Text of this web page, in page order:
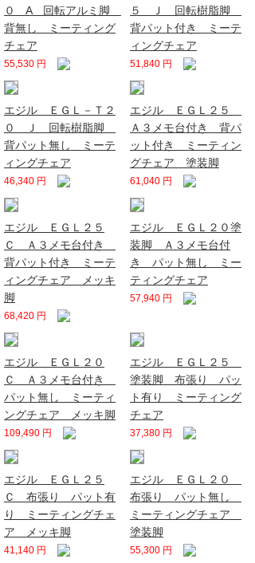
０ A 回転アルミ脚
背無し ミーティング
チェア
55,530 円
５ Ｊ 回転樹脂脚
背パット付き ミーテ
ィングチェア
51,840 円
エジル ＥＧＬ－Ｔ２
０ Ｊ 回転樹脂脚
背パット無し ミーテ
ィングチェア
46,340 円
エジル ＥＧＬ２５
Ａ３メモ台付き 背パ
ット付き ミーティン
グチェア 塗装脚
61,040 円
エジル ＥＧＬ２５
Ｃ Ａ３メモ台付き
背パット付き ミーテ
ィングチェア メッキ
脚
68,420 円
エジル ＥＧＬ２０塗
装脚 Ａ３メモ台付
き パット無し ミー
ティングチェア
57,940 円
エジル ＥＧＬ２０
Ｃ Ａ３メモ台付き
パット無し ミーティ
ングチェア メッキ脚
109,490 円
エジル ＥＧＬ２５
塗装脚 布張り パッ
ト有り ミーティング
チェア
37,380 円
エジル ＥＧＬ２５
Ｃ 布張り パット有
り ミーティングチェ
ア メッキ脚
41,140 円
エジル ＥＧＬ２０
布張り パット無し
ミーティングチェア
塗装脚
55,300 円